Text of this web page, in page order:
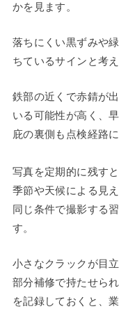
かを見ます。
落ちにくい黒ずみや
ちているサインと考え
鉄部の近くで赤錆が
いる可能性が高く、
庇の裏側も点検経路
写真を定期的に残す
季節や天候による見
同じ条件で撮影する
す。
小さなクラックが目
部分補修で持たせら
を記録しておくと、